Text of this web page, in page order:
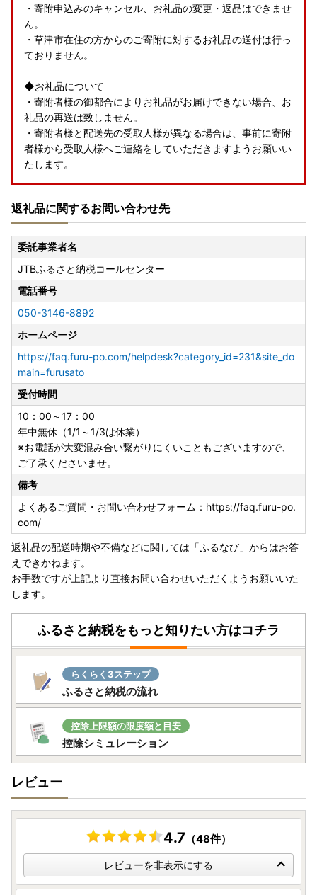
・寄附申込みのキャンセル、お礼品の変更・返品はできませ
ん。
・草津市在住の方からのご寄附に対するお礼品の送付は行っ
ておりません。
◆お礼品について
・寄附者様の御都合によりお礼品がお届けできない場合、お
礼品の再送は致しません。
・寄附者様と配送先の受取人様が異なる場合は、事前に寄附
者様から受取人様へご連絡をしていただきますようお願いい
たします。
返礼品に関するお問い合わせ先
委託事業者名
JTBふるさと納税コールセンター
電話番号
050-3146-8892
ホームページ
https://faq.furu-po.com/helpdesk?category_id=231&site_do
main=furusato
受付時間
10：00～17：00
年中無休（1/1～1/3は休業）
※お電話が大変混み合い繋がりにくいこともございますので、
ご了承くださいませ。
備考
よくあるご質問・お問い合わせフォーム：https://faq.furu-po.
com/
返礼品の配送時期や不備などに関しては「ふるなび」からはお答
えできかねます。
お手数ですが上記より直接お問い合わせいただくようお願いいた
します。
ふるさと納税をもっと知りたい方はコチラ
らくらく3ステップ
ふるさと納税の流れ
控除上限額の限度額と目安
控除シミュレーション
レビュー
4.7 （48件）
レビューを非表示にする